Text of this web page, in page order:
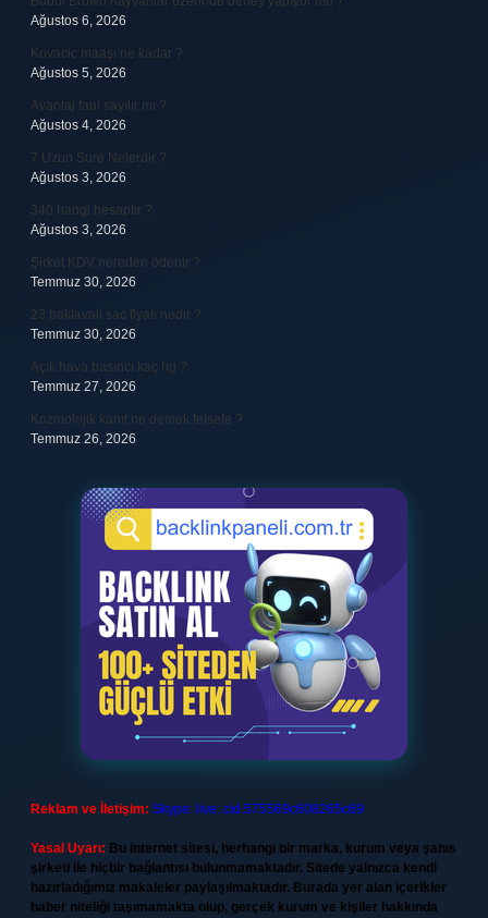
Ağustos 6, 2026
Kovacic maaşı ne kadar ?
Ağustos 5, 2026
Avantaj faul sayılır mı ?
Ağustos 4, 2026
7 Uzun Sure Nelerdir ?
Ağustos 3, 2026
340 hangi hesaptır ?
Ağustos 3, 2026
Şirket KDV nereden ödenir ?
Temmuz 30, 2026
23 baklavalı sac fiyatı nedir ?
Temmuz 30, 2026
Açık hava basıncı kaç hg ?
Temmuz 27, 2026
Kozmolojik kanıt ne demek felsefe ?
Temmuz 26, 2026
Reklam ve İletişim: Skype: live:.cid.575569c608265c69
Yasal Uyarı: Bu internet sitesi, herhangi bir marka, kurum veya şahıs
şirketi ile hiçbir bağlantısı bulunmamaktadır. Sitede yalnızca kendi
hazırladığımız makaleler paylaşılmaktadır. Burada yer alan içerikler
haber niteliği taşımamakta olup, gerçek kurum ve kişiler hakkında